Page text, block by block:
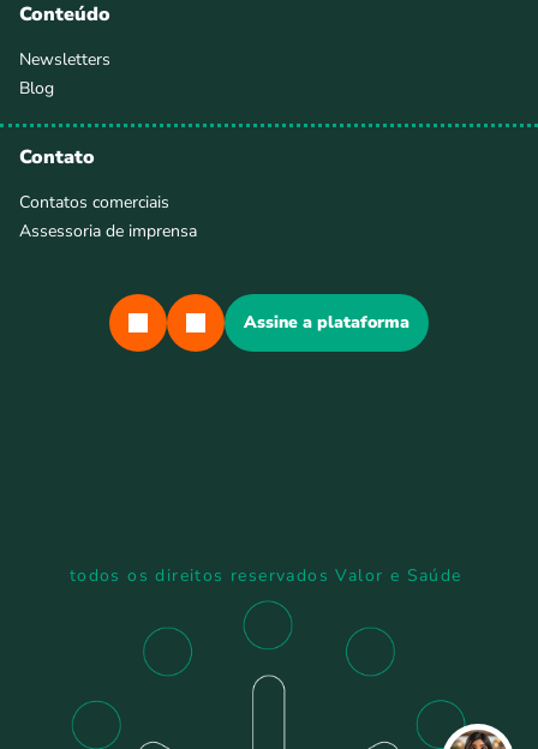
Conteúdo
Newsletters
Blog
Contato
Contatos comerciais
Assessoria de imprensa
Assine a plataforma
todos os direitos reservados Valor e Saúde